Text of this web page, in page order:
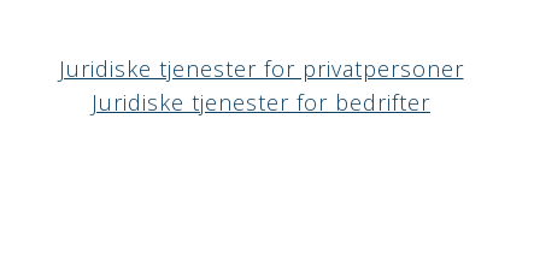
Juridiske tjenester for privatpersoner
Juridiske tjenester for bedrifter